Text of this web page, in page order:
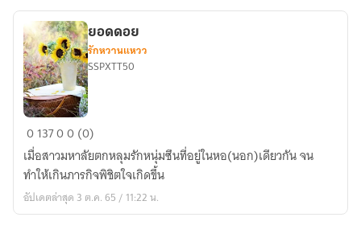
ยอด
ดอย
ยอดดอย
รักหวานแหวว
SSPXTT50
013700 (0)
เมื่อสาวมหาลัยตกหลุมรักหนุ่มซึนที่อยู่ในหอ(นอก)เดียวกัน จน
ทำให้เกินภารกิจพิชิตใจเกิดขึ้น
อัปเดตล่าสุด 3 ต.ค. 65 / 11:22 น.